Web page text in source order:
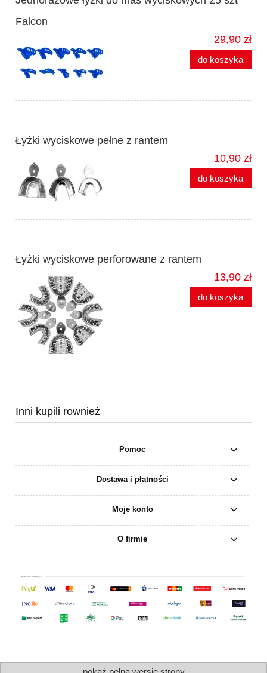
Falcon
29,90 zł
do koszyka
Łyżki wyciskowe pełne z rantem
10,90 zł
do koszyka
Łyżki wyciskowe perforowane z rantem
13,90 zł
do koszyka
Inni kupili rownież
Pomoc
Dostawa i płatności
Moje konto
O firmie